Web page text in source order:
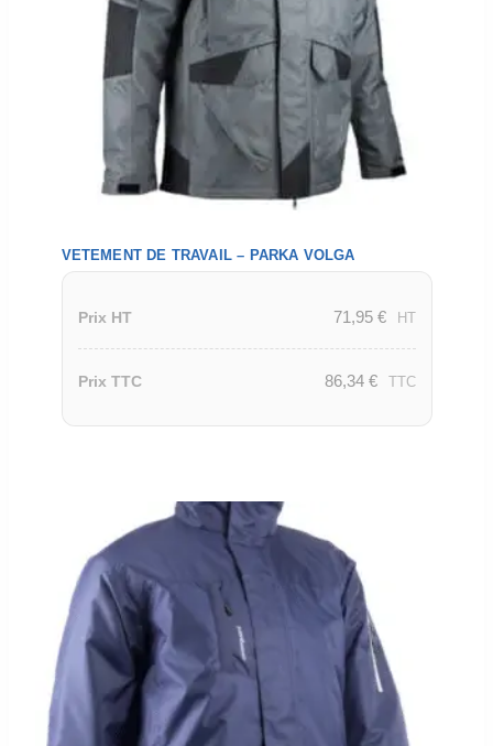
VETEMENT DE TRAVAIL – PARKA VOLGA
Prix HT 71,95 € HT
Prix TTC 86,34 € TTC